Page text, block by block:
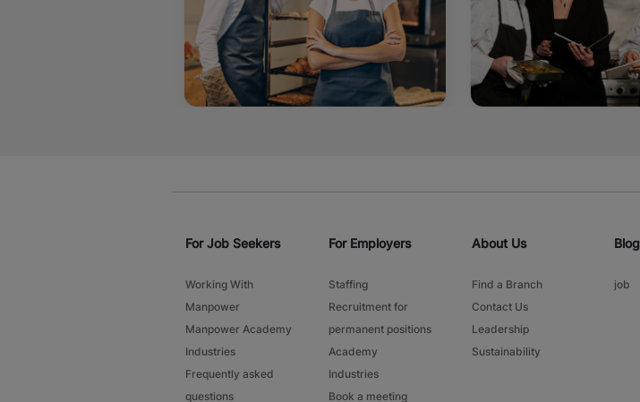
For Job Seekers
Working With
Manpower
Manpower Academy
Industries
Frequently asked
questions
For Employers
Staffing
Recruitment for
permanent positions
Academy
Industries
Book a meeting
About Us
Find a Branch
Contact Us
Leadership
Sustainability
Blog
job